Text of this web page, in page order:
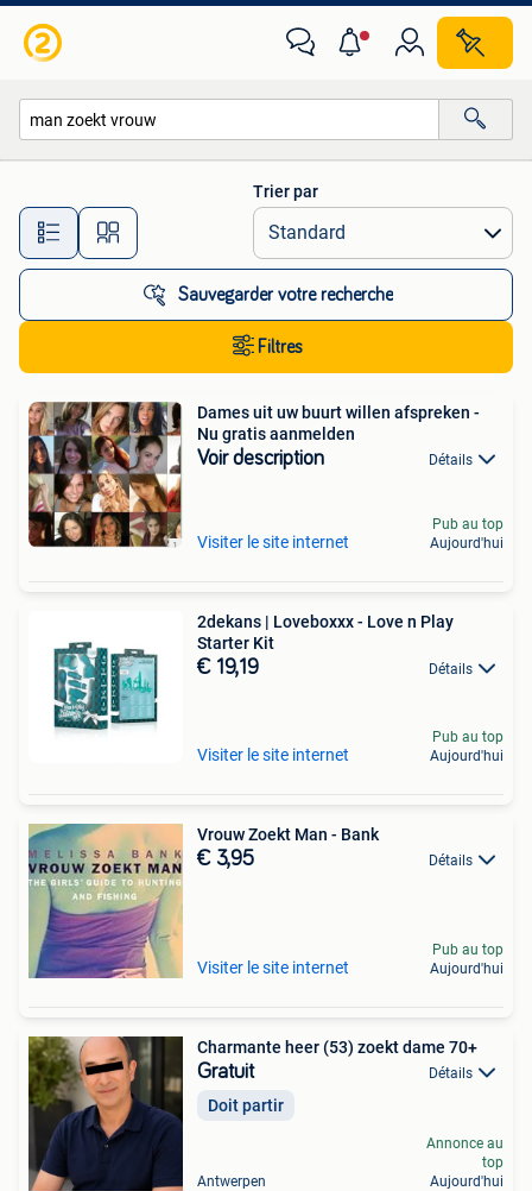
Toutes les distances…
Trier par
Sauvegarder votre recherche
Filtres
Dames uit uw buurt willen afspreken -
Nu gratis aanmelden
Voir description Détails
Visiter le site internet
Pub au top
Aujourd'hui
2dekans | Loveboxxx - Love n Play
Starter Kit
€ 19,19 Détails
Visiter le site internet
Pub au top
Aujourd'hui
Vrouw Zoekt Man - Bank
€ 3,95 Détails
Visiter le site internet
Pub au top
Aujourd'hui
Charmante heer (53) zoekt dame 70+
Gratuit Détails
Doit partir
Antwerpen
Annonce au
top
Aujourd'hui